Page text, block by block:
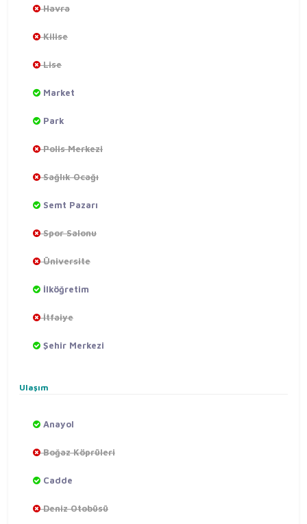
Havra
Kilise
Lise
Market
Park
Polis Merkezi
Sağlık Ocağı
Semt Pazarı
Spor Salonu
Üniversite
İlköğretim
İtfaiye
Şehir Merkezi
Ulaşım
Anayol
Boğaz Köprüleri
Cadde
Deniz Otobüsü